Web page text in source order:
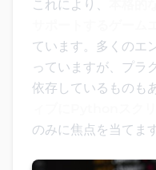
これにより、
ています。多くのエ
っていますが、プ
依存しているものも
のみに焦点を当てます